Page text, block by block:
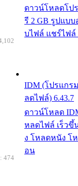
ดาวน์โหลดโป
รี 2 GB รูปแบบ
บไฟล์ แชร์ไฟล์
IDM (โปรแกรม
ลดไฟล์) 6.43.7
ดาวน์โหลด
หลดไฟล์ เร็วขึ้
ง โหลดหนัง โ
อน
474